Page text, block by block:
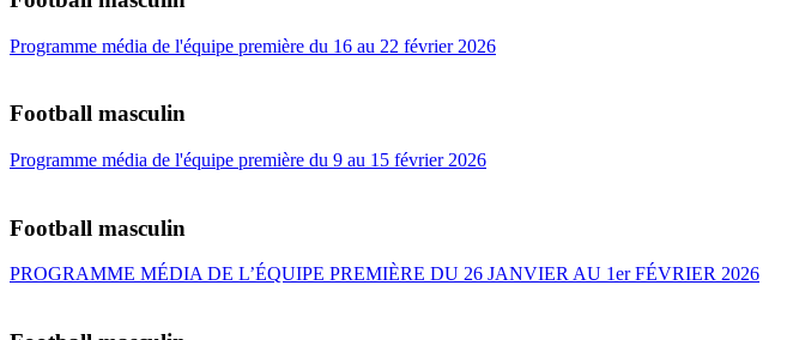
Programme média de l'équipe première du 16 au 22 février 2026
Football masculin
Programme média de l'équipe première du 9 au 15 février 2026
Football masculin
PROGRAMME MÉDIA DE L’ÉQUIPE PREMIÈRE DU 26 JANVIER AU 1er FÉVRIER 2026